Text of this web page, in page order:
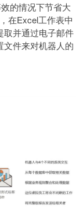
的情况下节省大
在Excel工作表中
取并通过电子邮件
文件来对机器人的